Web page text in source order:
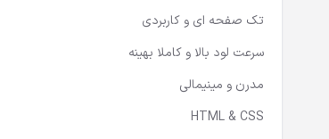
تک صفحه ای و کاربردی
سرعت لود بالا و کاملا بهینه
مدرن و مینیمالی
HTML & CSS